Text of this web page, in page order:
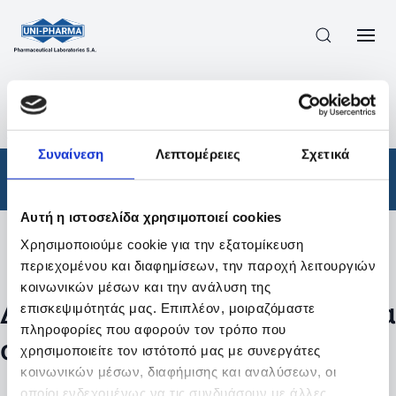
Συναίνεση Λεπτομέρειες Σχετικά
Αυτή η ιστοσελίδα χρησιμοποιεί cookies
Χρησιμοποιούμε cookie για την εξατομίκευση
περιεχομένου και διαφημίσεων, την παροχή λειτουργιών
κοινωνικών μέσων και την ανάλυση της
επισκεψιμότητάς μας. Επιπλέον, μοιραζόμαστε
πληροφορίες που αφορούν τον τρόπο που
χρησιμοποιείτε τον ιστότοπό μας με συνεργάτες
κοινωνικών μέσων, διαφήμισης και αναλύσεων, οι
οποίοι ενδεχομένως να τις συνδυάσουν με άλλες
ΠΡΟΪΟΝΤΑ
ΑΠΟΤΕΛΕΣΜΑΤΑ ΑΝΑΖΗΤΗΣΗΣ
Φάρμακα
Φίλτρα
Δεν βρέθηκαν προϊόντα με τα
συγκεκριμένα φίλτρα